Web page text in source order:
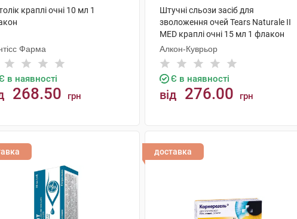
краплі очні 10 мл 1
Фарма
в наявності
268.50 грн
Штучні сльози засіб для
зволоження очей Tears Naturale II
MED краплі очні 15 мл 1 флакон
Алкон-Куврьор
Є в наявності
від 276.00 грн
доставка